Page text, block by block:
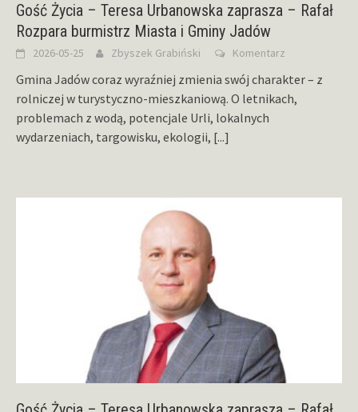
Gość Życia – Teresa Urbanowska zaprasza – Rafał
Rozpara burmistrz Miasta i Gminy Jadów
2026-05-25 Zbyszek Grabiński Komentarz
Gmina Jadów coraz wyraźniej zmienia swój charakter – z
rolniczej w turystyczno-mieszkaniową. O letnikach,
problemach z wodą, potencjale Urli, lokalnych
wydarzeniach, targowisku, ekologii, [...]